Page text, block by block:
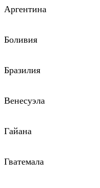
Аргентина
Боливия
Бразилия
Венесуэла
Гайана
Гватемала